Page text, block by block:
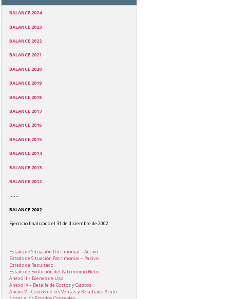
BALANCE 2024
BALANCE 2023
BALANCE 2022
BALANCE 2021
BALANCE 2020
BALANCE 2019
BALANCE 2018
BALANCE 2017
BALANCE 2016
BALANCE 2015
BALANCE 2014
BALANCE 2013
BALANCE 2012
……
BALANCE 2002
Ejercicio finalizado el 31 de diciembre de 2002
Estado de Situación Patrimonial – Activo
Estado de Situación Patrimonial – Pasivo
Estado de Resultado
Estado de Evolución del Patrimonio Neto
Anexo II – Bienes de Uso
Anexo IV – Detalle de Costos y Gastos
Anexo V – Costos de las Ventas y Resultado Bruto